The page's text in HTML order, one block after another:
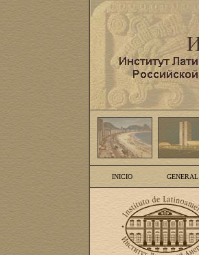
INICIO GENERAL